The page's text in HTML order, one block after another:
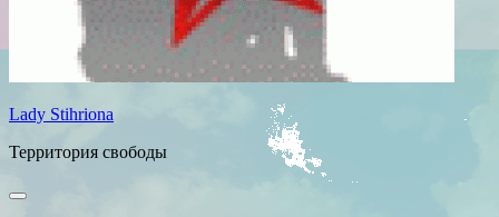
Lady Stihriona
Территория свободы